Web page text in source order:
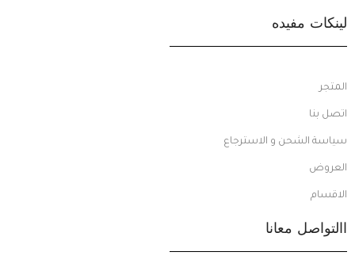
لينكات مفيده
المتجر
اتصل بنا
سياسة الشحن و الاسترجاع
العروض
الاقسام
االتواصل معانا